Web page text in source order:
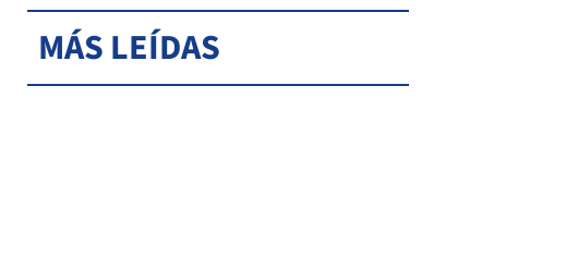
MÁS LEÍDAS